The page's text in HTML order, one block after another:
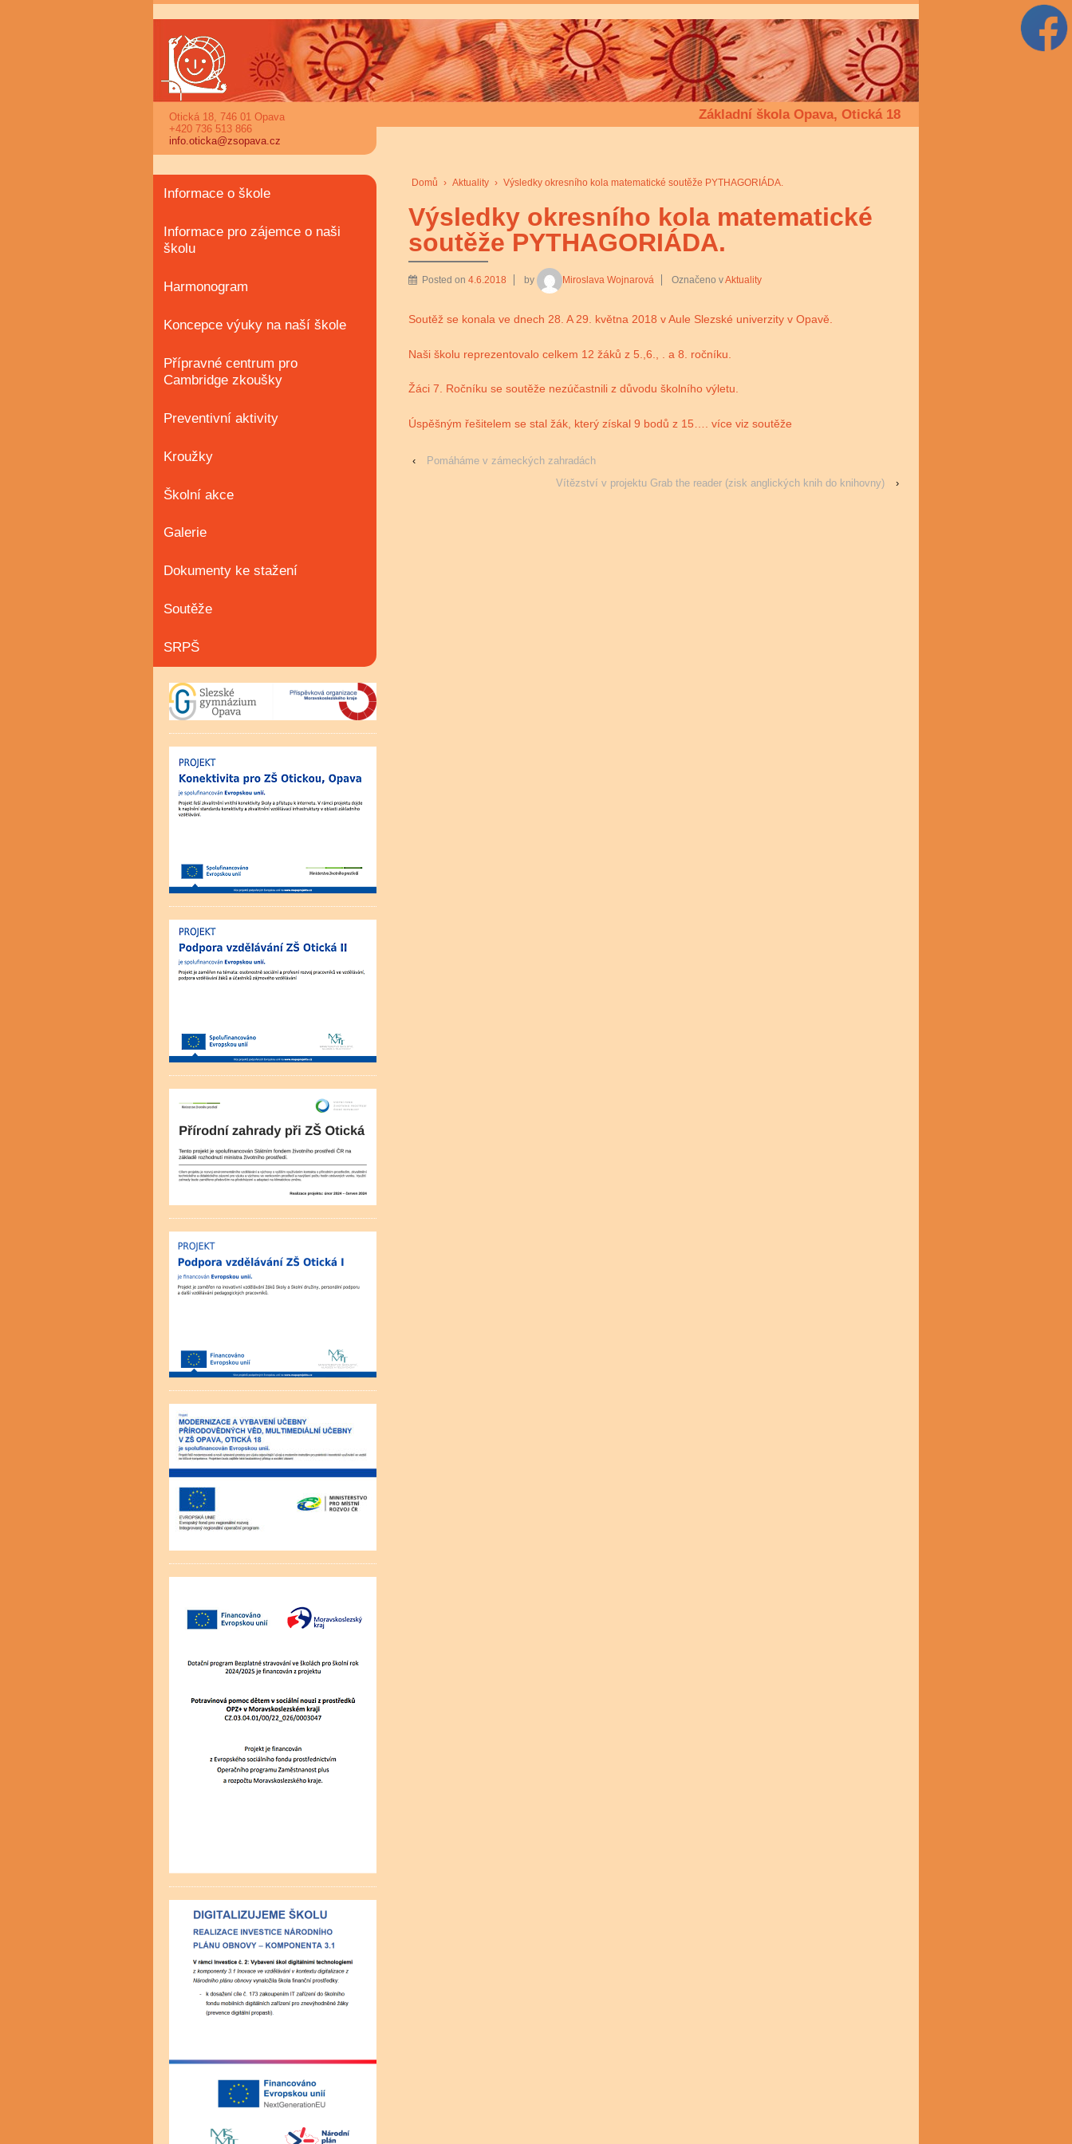
Základní škola Opava, Otická 18
Domů › Aktuality › Výsledky okresního kola matematické soutěže PYTHAGORIÁDA.
Výsledky okresního kola matematické
soutěže PYTHAGORIÁDA.
Posted on4.6.2018 by Miroslava Wojnarová Označeno vAktuality
Soutěž se konala ve dnech 28. A 29. května 2018 v Aule Slezské univerzity v Opavě.
Naši školu reprezentovalo celkem 12 žáků z 5.,6., . a 8. ročníku.
Žáci 7. Ročníku se soutěže nezúčastnili z důvodu školního výletu.
Úspěšným řešitelem se stal žák, který získal 9 bodů z 15…. více viz soutěže
‹
Pomáháme v zámeckých zahradách
Vítězství v projektu Grab the reader (zisk anglických knih do knihovny)
›
Otická 18, 746 01 Opava
+420 736 513 866
info.oticka@zsopava.cz
Informace o škole
Informace pro zájemce o naši
školu
Harmonogram
Koncepce výuky na naší škole
Přípravné centrum pro
Cambridge zkoušky
Preventivní aktivity
Kroužky
Školní akce
Galerie
Dokumenty ke stažení
Soutěže
SRPŠ